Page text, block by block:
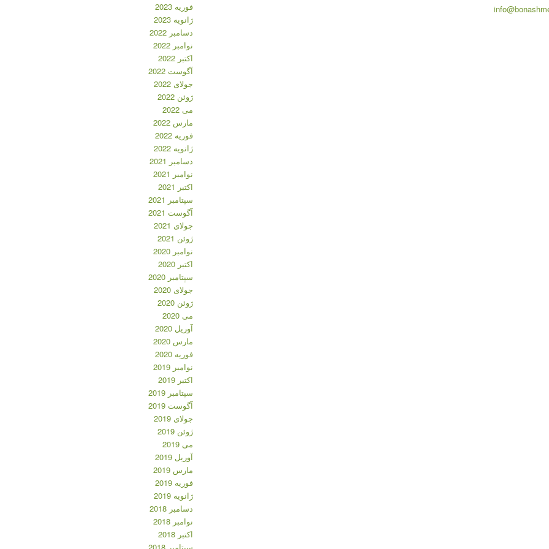
فوریه 2023
ژانویه 2023
دسامبر 2022
نوامبر 2022
اکتبر 2022
آگوست 2022
جولای 2022
ژوئن 2022
می 2022
مارس 2022
فوریه 2022
ژانویه 2022
دسامبر 2021
نوامبر 2021
اکتبر 2021
سپتامبر 2021
آگوست 2021
جولای 2021
ژوئن 2021
نوامبر 2020
اکتبر 2020
سپتامبر 2020
جولای 2020
ژوئن 2020
می 2020
آوریل 2020
مارس 2020
فوریه 2020
نوامبر 2019
اکتبر 2019
سپتامبر 2019
آگوست 2019
جولای 2019
ژوئن 2019
می 2019
آوریل 2019
مارس 2019
فوریه 2019
ژانویه 2019
دسامبر 2018
نوامبر 2018
اکتبر 2018